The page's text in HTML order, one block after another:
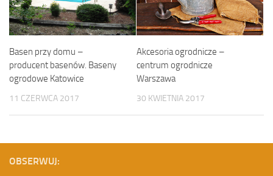
Basen przy domu –
producent basenów. Baseny
ogrodowe Katowice
11 CZERWCA 2017
Akcesoria ogrodnicze –
centrum ogrodnicze
Warszawa
30 KWIETNIA 2017
OBSERWUJ: